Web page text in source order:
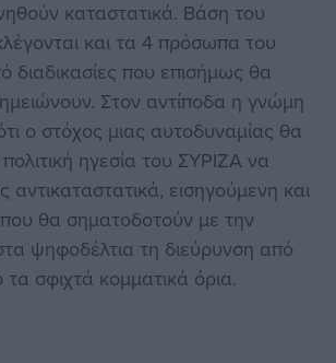
καταστατικά. Βάση του
και τα 4 πρόσωπα του
διαδικασίες που επισήμως θα
Στον αντίποδα η γνώμη
ο στόχος μιας αυτοδυναμίας θα
ηγεσία του ΣΥΡΙΖΑ να
αντικαταστατικά, εισηγούμενη και
θα σηματοδοτούν με την
ψηφοδέλτια τη διεύρυνση από
σφιχτά κομματικά όρια.